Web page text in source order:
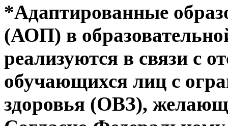
*Адаптированные
(АОП) в
реализуются в связи с
обучающихся лиц с
здоровья (ОВЗ),